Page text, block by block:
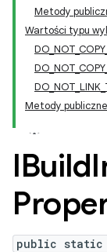
Metody
Wartości typu
Metody publiczne
IBuild
public static